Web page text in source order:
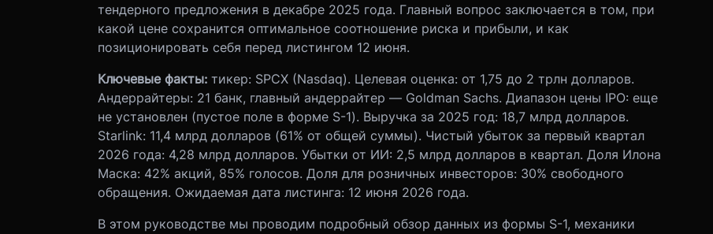
тендерного предложения в декабре 2025 года. Главный вопрос заключается в том, при
какой цене сохранится оптимальное соотношение риска и прибыли, и как
позиционировать себя перед листингом 12 июня.
Ключевые факты: тикер: SPCX (Nasdaq). Целевая оценка: от 1,75 до 2 трлн долларов.
Андеррайтеры: 21 банк, главный андеррайтер — Goldman Sachs. Диапазон цены IPO: еще
не установлен (пустое поле в форме S-1). Выручка за 2025 год: 18,7 млрд долларов.
Starlink: 11,4 млрд долларов (61% от общей суммы). Чистый убыток за первый квартал
2026 года: 4,28 млрд долларов. Убытки от ИИ: 2,5 млрд долларов в квартал. Доля Илона
Маска: 42% акций, 85% голосов. Доля для розничных инвесторов: 30% свободного
обращения. Ожидаемая дата листинга: 12 июня 2026 года.
В этом руководстве мы проводим подробный обзор данных из формы S-1, механики